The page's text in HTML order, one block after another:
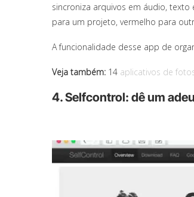
sincroniza arquivos em áudio,
para um projeto, vermelho para
A funcionalidade desse app de
Veja também: 14 aplicativos de
4. Selfcontrol: dê um